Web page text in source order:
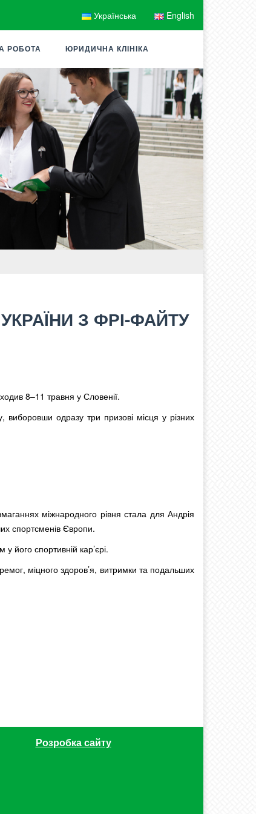
Українська English
РОБОТА ЮРИДИЧНА КЛІНІКА
З ФРІ-ФАЙТУ
8–11 травня у Словенії.
виборовши одразу три призові місця у різних
міжнародного рівня стала для Андрія
спортсменів Європи.
спортивній кар’єрі.
міцного здоров’я, витримки та подальших
Розробка сайту